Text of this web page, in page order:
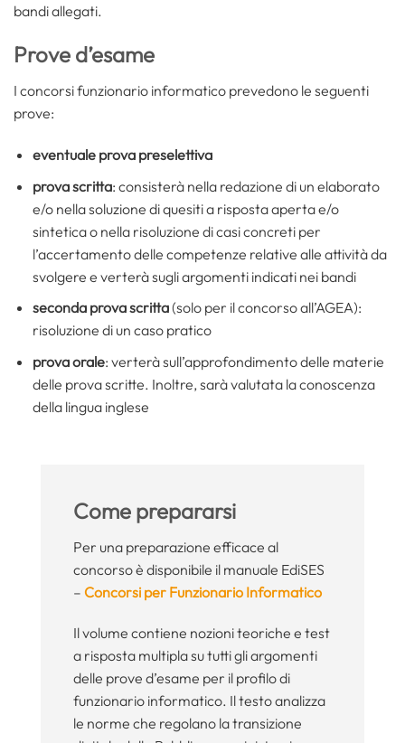
bandi allegati.
Prove d’esame
I concorsi funzionario informatico prevedono le seguenti
prove:
eventuale prova preselettiva
prova scritta: consisterà nella redazione di un elaborato
e/o nella soluzione di quesiti a risposta aperta e/o
sintetica o nella risoluzione di casi concreti per
l’accertamento delle competenze relative alle attività da
svolgere e verterà sugli argomenti indicati nei bandi
seconda prova scritta(solo per il concorso all’AGEA):
risoluzione di un caso pratico
prova orale: verterà sull’approfondimento delle materie
delle prova scritte. Inoltre, sarà valutata la conoscenza
della lingua inglese
Come prepararsi
Per una preparazione efficace al
concorso è disponibile il manuale EdiSES
– Concorsi per Funzionario Informatico
Il volume contiene nozioni teoriche e test
a risposta multipla su tutti gli argomenti
delle prove d’esame per il profilo di
funzionario informatico. Il testo analizza
le norme che regolano la transizione